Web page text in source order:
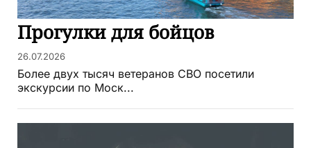
Прогулки для бойцов
26.07.2026
Более двух тысяч ветеранов СВО посетили
экскурсии по Моск...